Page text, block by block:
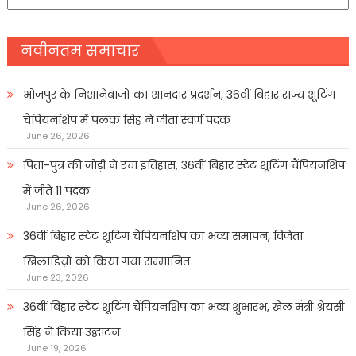
नवीनतम समाचार
भोजपुर के निशानेबाजों का शानदार प्रदर्शन, 36वीं बिहार राज्य शूटिंग
चैंपियनशिप में पलक सिंह ने जीता स्वर्ण पदक
June 26, 2026
पिता-पुत्र की जोड़ी ने रचा इतिहास, 36वीं बिहार स्टेट शूटिंग चैंपियनशिप
में जीते 11 पदक
June 26, 2026
36वीं बिहार स्टेट शूटिंग चैंपियनशिप का भव्य समापन, विजेता
खिलाडिय़ों को किया गया सम्मानित
June 23, 2026
36वीं बिहार स्टेट शूटिंग चैंपियनशिप का भव्य शुभारंभ, खेल मंत्री श्रेयसी
सिंह ने किया उद्घाटन
June 19, 2026